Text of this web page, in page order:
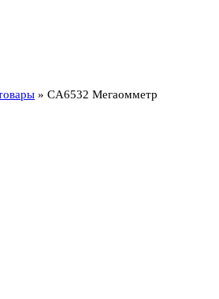
» CA6532 Мегаомметр